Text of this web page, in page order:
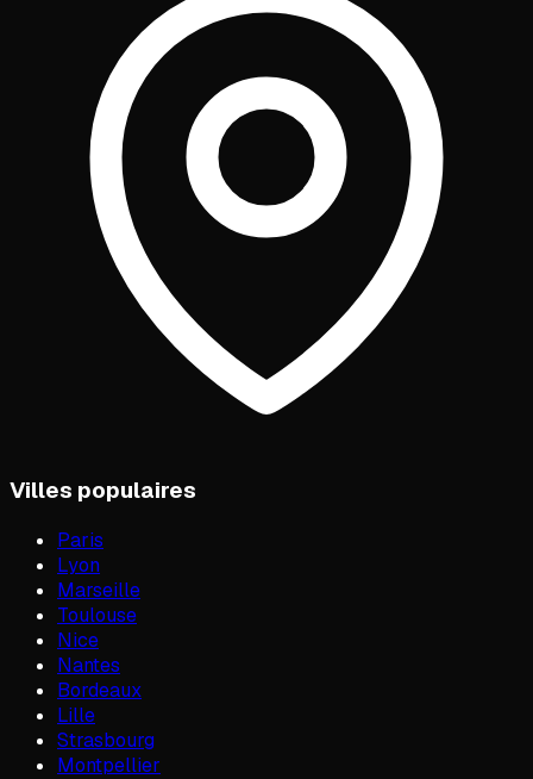
Villes populaires
Paris
Lyon
Marseille
Toulouse
Nice
Nantes
Bordeaux
Lille
Strasbourg
Montpellier